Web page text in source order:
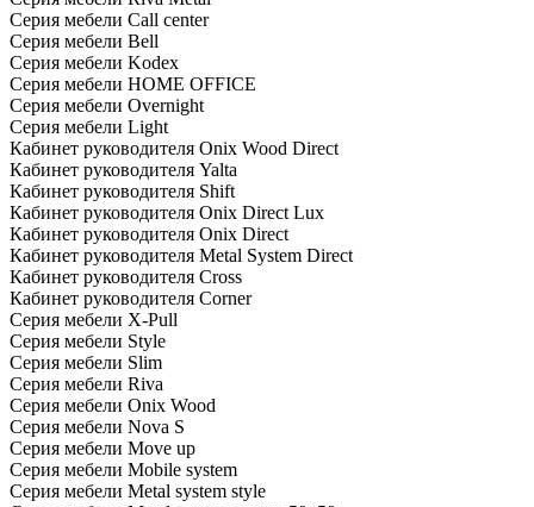
Серия мебели Call center
Серия мебели Bell
Серия мебели Kodex
Серия мебели HOME OFFICE
Серия мебели Overnight
Серия мебели Light
Кабинет руководителя Onix Wood Direct
Кабинет руководителя Yalta
Кабинет руководителя Shift
Кабинет руководителя Onix Direct Lux
Кабинет руководителя Onix Direct
Кабинет руководителя Metal System Direct
Кабинет руководителя Cross
Кабинет руководителя Corner
Серия мебели X-Pull
Серия мебели Style
Серия мебели Slim
Серия мебели Riva
Серия мебели Onix Wood
Серия мебели Nova S
Серия мебели Move up
Серия мебели Mobile system
Серия мебели Metal system style